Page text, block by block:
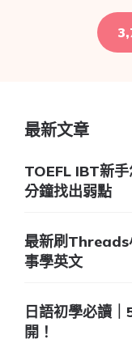
最新文章
TOEFL IBT新
分鐘找出弱點
最新刷Threads
事學英文
日語初學必讀
開！